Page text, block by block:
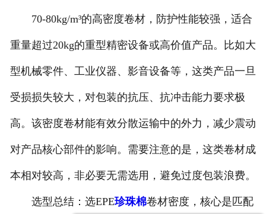
70-80kg/m³的高密度卷材，防护性能较强，适合
重量超过20kg的重型精密设备或高价值产品。比如大
型机械零件、工业仪器、影音设备等，这类产品一旦
受损损失较大，对包装的抗压、抗冲击能力要求极
高。该密度卷材能有效分散运输中的外力，减少震动
对产品核心部件的影响。需要注意的是，这类卷材成
本相对较高，非必要无需选用，避免过度包装浪费。
选型总结：选EPE珍珠棉卷材密度，核心是匹配